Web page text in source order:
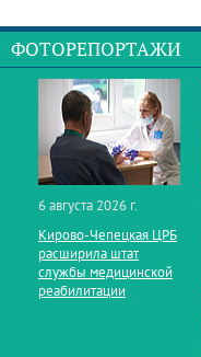
ФОТОРЕПОРТАЖИ
6 августа 2026 г.
Кирово‑Чепецкая ЦРБ
расширила штат
службы медицинской
реабилитации